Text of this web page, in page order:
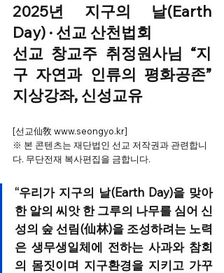
2025년 지구의 날(Earth
Day) · 선교 산천법회
선교 창교주 취정원사님 “지
구 자연과 인류의 평화공존”
지상강좌, 신성교유
[선교仙敎 www.seongyo.kr]
※ 본 콘텐츠는 재단법인 선교 저작권과 관련합니
다. 무단전재 복사편집을 금합니다.
“우리가 지구의 날(Earth Day)을 맞아
한 알의 씨앗 한 그루의 나무를 심어 신
성의 숲 선림(仙林)을 조성하려는 노력
은 생무생일체에 전하는 사과와 참회
의 몸짓이며 지구환경을 지키고 가꾸